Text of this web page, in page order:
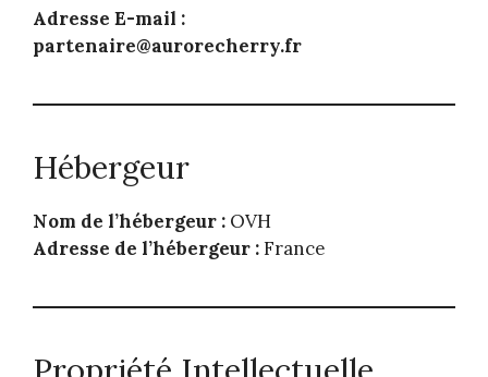
Adresse E-mail :
partenaire@aurorecherry.fr
Hébergeur
Nom de l’hébergeur : OVH
Adresse de l’hébergeur :France